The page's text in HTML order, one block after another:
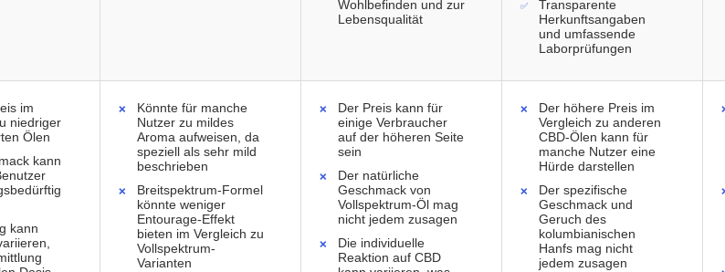
Wohlbefinden und zur
Lebensqualität
Transparente
Herkunftsangaben
und umfassende
Laborprüfungen
im
niedriger
Ölen
kann
kann
Könnte für manche
Nutzer zu mildes
Aroma aufweisen, da
speziell als sehr mild
beschrieben
Breitspektrum-Formel
könnte weniger
Entourage-Effekt
bieten im Vergleich zu
Vollspektrum-
Varianten
Der Preis kann für
einige Verbraucher
auf der höheren Seite
sein
Der natürliche
Geschmack von
Vollspektrum-Öl mag
nicht jedem zusagen
Die individuelle
Reaktion auf CBD
Der höhere Preis im
Vergleich zu anderen
CBD-Ölen kann für
manche Nutzer eine
Hürde darstellen
Der spezifische
Geschmack und
Geruch des
kolumbianischen
Hanfs mag nicht
jedem zusagen